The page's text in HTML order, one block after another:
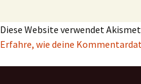
Diese Website verwendet
Erfahre, wie deine